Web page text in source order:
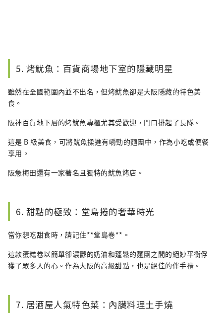
5. 烤魷魚：百貨商場地下室的隱藏明星
雖然在全國範圍內並不出名，但烤魷魚卻是大阪隱藏的特色美
食。
阪神百貨地下層的烤魷魚專櫃尤其受歡迎，門口排起了長隊。
這是 B 級美食，可將魷魚揉進有嚼勁的麵團中，作為小吃或便餐
享用。
阪急梅田還有一家著名且獨特的魷魚烤店。
6. 甜點的極致：堂島捲的奢華時光
當你想吃甜食時，請記住**堂島卷**。
這款蛋糕卷以簡單卻濃鬱的奶油和蓬鬆的麵團之間的絕妙平衡俘
獲了眾多人的心。作為大阪的高級甜點，也是絕佳的伴手禮。
7. 居酒屋人氣特色菜：內臟料理土手燒